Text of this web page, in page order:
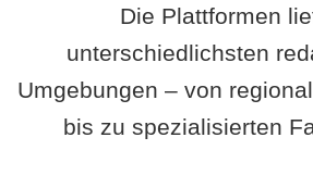
Die Plattformen
unterschiedlichsten
Umgebungen – von
bis zu spezialisierten